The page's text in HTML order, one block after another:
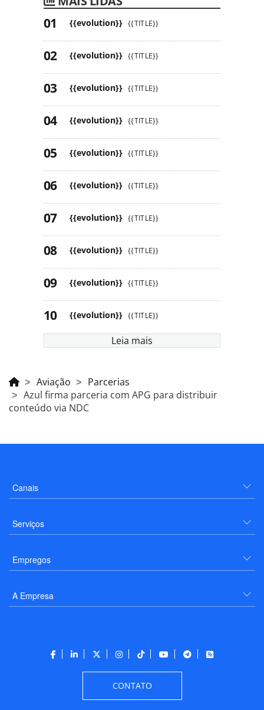
{{evolution}} {{TITLE}}
{{evolution}} {{TITLE}}
{{evolution}} {{TITLE}}
{{evolution}} {{TITLE}}
{{evolution}} {{TITLE}}
{{evolution}} {{TITLE}}
{{evolution}} {{TITLE}}
{{evolution}} {{TITLE}}
{{evolution}} {{TITLE}}
{{evolution}} {{TITLE}}
Leia mais
Aviação
Parcerias
Azul firma parceria com APG para distribuir
conteúdo via NDC
Canais
Serviços
Empregos
A Empresa
CONTATO